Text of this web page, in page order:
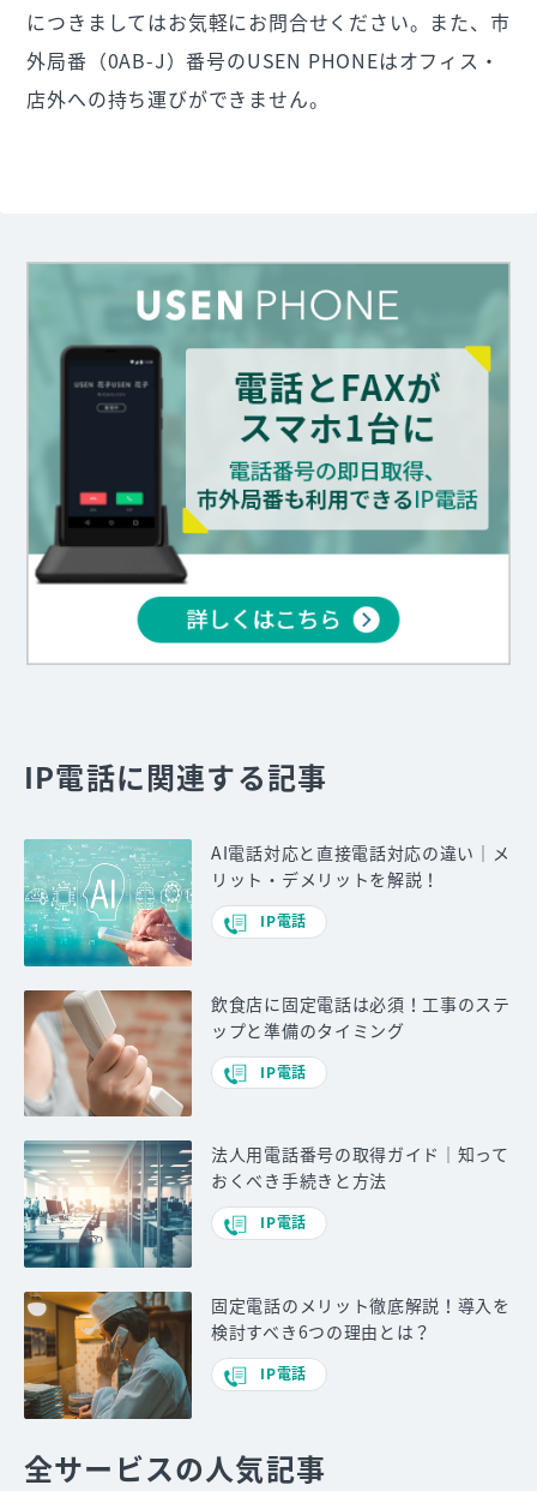
につきましてはお気軽にお問合せください。また、市
外局番（0AB-J）番号のUSEN PHONEはオフィス・
店外への持ち運びができません。
IP電話に関連する記事
AI電話対応と直接電話対応の違い｜メ
リット・デメリットを解説！
IP電話
飲食店に固定電話は必須！工事のステ
ップと準備のタイミング
IP電話
法人用電話番号の取得ガイド｜知って
おくべき手続きと方法
IP電話
固定電話のメリット徹底解説！導入を
検討すべき6つの理由とは？
IP電話
全サービスの人気記事